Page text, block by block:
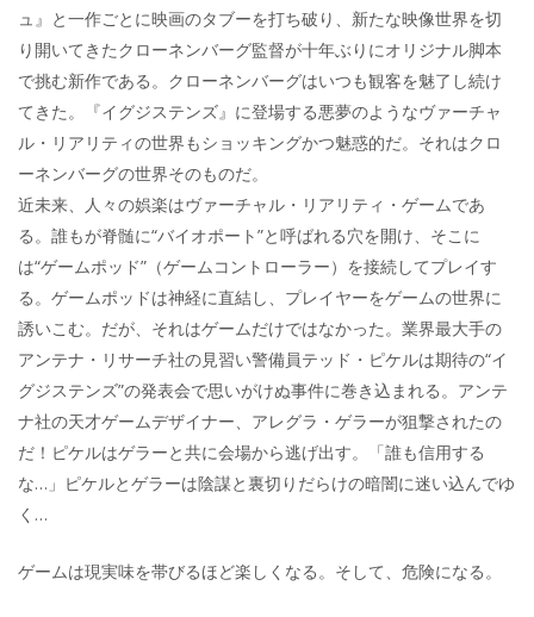
ュ』と一作ごとに映画のタブーを打ち破り、新たな映像世界を切
り開いてきたクローネンバーグ監督が十年ぶりにオリジナル脚本
で挑む新作である。クローネンバーグはいつも観客を魅了し続け
てきた。『イグジステンズ』に登場する悪夢のようなヴァーチャ
ル・リアリティの世界もショッキングかつ魅惑的だ。それはクロ
ーネンバーグの世界そのものだ。
近未来、人々の娯楽はヴァーチャル・リアリティ・ゲームであ
る。誰もが脊髄に“バイオポート”と呼ばれる穴を開け、そこに
は“ゲームポッド”（ゲームコントローラー）を接続してプレイす
る。ゲームポッドは神経に直結し、プレイヤーをゲームの世界に
誘いこむ。だが、それはゲームだけではなかった。業界最大手の
アンテナ・リサーチ社の見習い警備員テッド・ピケルは期待の“イ
グジステンズ”の発表会で思いがけぬ事件に巻き込まれる。アンテ
ナ社の天才ゲームデザイナー、アレグラ・ゲラーが狙撃されたの
だ！ピケルはゲラーと共に会場から逃げ出す。「誰も信用する
な…」ピケルとゲラーは陰謀と裏切りだらけの暗闇に迷い込んでゆ
く…
ゲームは現実味を帯びるほど楽しくなる。そして、危険になる。